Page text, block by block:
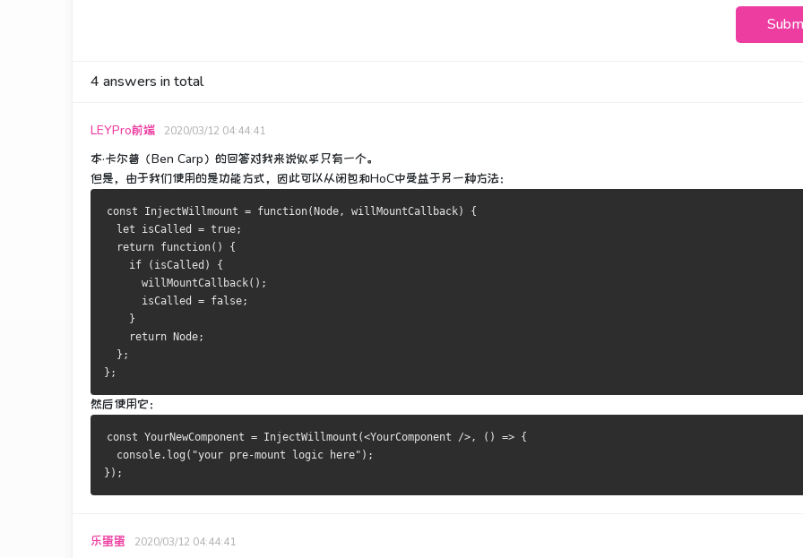
4 answers in total
LEYPro前端 2020/03/12 04:44:41
本·卡尔普（Ben Carp）的回答对我来说似乎只有一个。
但是，由于我们使用的是功能方式，因此可以从闭包和HoC中受益于另一种方法：
const InjectWillmount = function(Node, willMountCallback) {
  let isCalled = true;
  return function() {
    if (isCalled) {
      willMountCallback();
      isCalled = false;
    }
    return Node;
  };
};
然后使用它：
const YourNewComponent = InjectWillmount(<YourComponent />, () => {
  console.log("your pre-mount logic here");
});
乐蛋蛋 2020/03/12 04:44:41